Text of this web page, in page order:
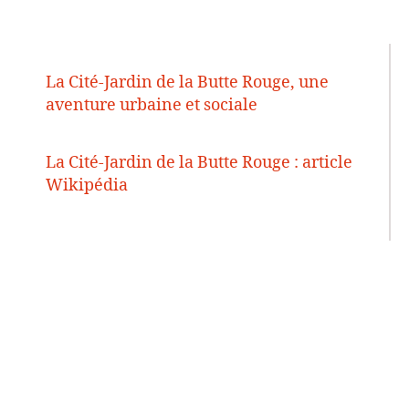
La Cité-Jardin de la Butte Rouge, une
aventure urbaine et sociale
La Cité-Jardin de la Butte Rouge : article
Wikipédia